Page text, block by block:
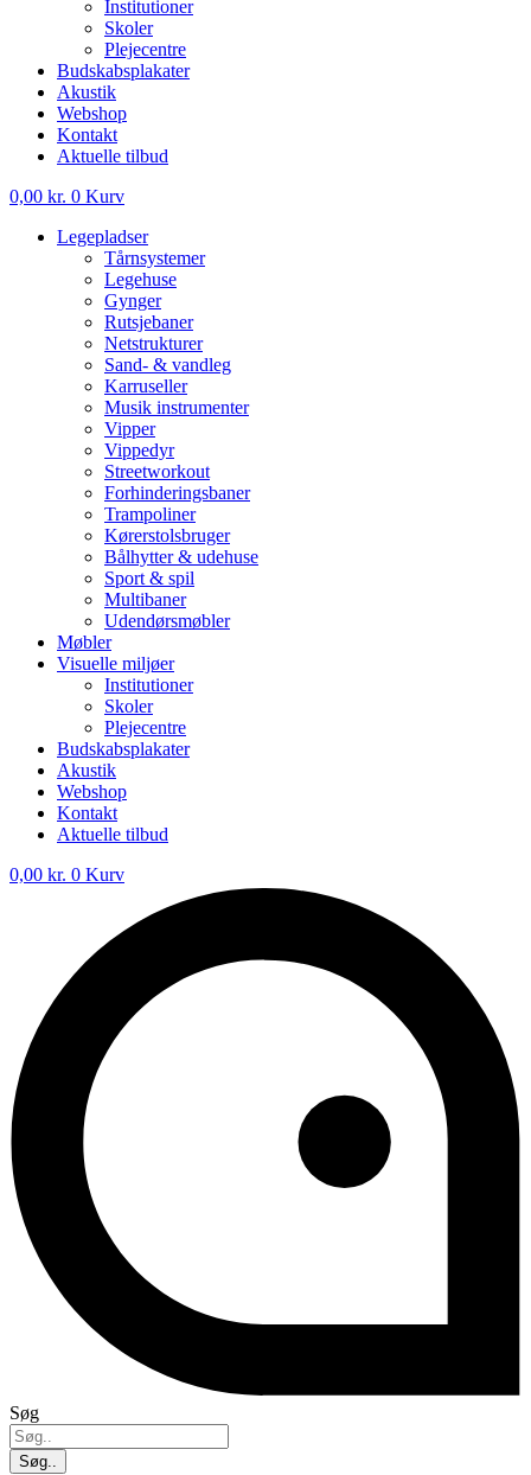
Institutioner
Skoler
Plejecentre
Budskabsplakater
Akustik
Webshop
Kontakt
Aktuelle tilbud
0,00 kr. 0 Kurv
Legepladser
Tårnsystemer
Legehuse
Gynger
Rutsjebaner
Netstrukturer
Sand- & vandleg
Karruseller
Musik instrumenter
Vipper
Vippedyr
Streetworkout
Forhinderingsbaner
Trampoliner
Kørerstolsbruger
Bålhytter & udehuse
Sport & spil
Multibaner
Udendørsmøbler
Møbler
Visuelle miljøer
Institutioner
Skoler
Plejecentre
Budskabsplakater
Akustik
Webshop
Kontakt
Aktuelle tilbud
0,00 kr. 0 Kurv
Søg
Søg..